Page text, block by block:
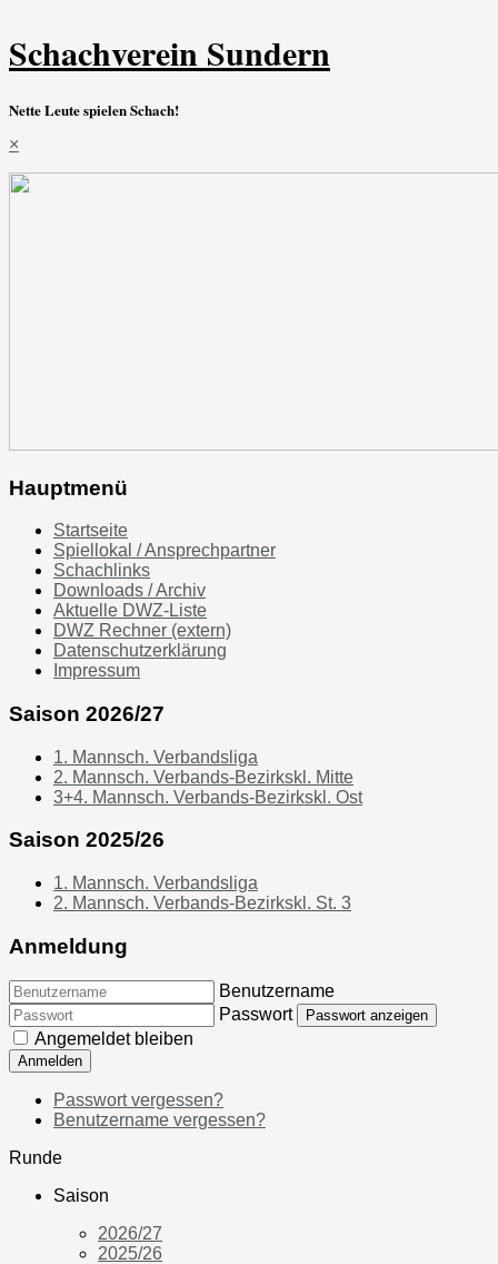
Schachverein Sundern
Nette Leute spielen Schach!
×
Hauptmenü
Startseite
Spiellokal / Ansprechpartner
Schachlinks
Downloads / Archiv
Aktuelle DWZ-Liste
DWZ Rechner (extern)
Datenschutzerklärung
Impressum
Saison 2026/27
1. Mannsch. Verbandsliga
2. Mannsch. Verbands-Bezirkskl. Mitte
3+4. Mannsch. Verbands-Bezirkskl. Ost
Saison 2025/26
1. Mannsch. Verbandsliga
2. Mannsch. Verbands-Bezirkskl. St. 3
Anmeldung
Benutzername
Passwort
Passwort anzeigen
Angemeldet bleiben
Anmelden
Passwort vergessen?
Benutzername vergessen?
Runde
Saison
2026/27
2025/26